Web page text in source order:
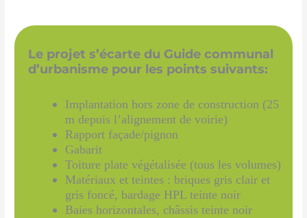
Le projet s’écarte du Guide communal
d’urbanisme pour les points suivants:
Implantation hors zone de construction (25
m depuis l’alignement de voirie)
Rapport façade/pignon
Gabarit
Toiture plate végétalisée (tous les volumes)
Matériaux et teintes : briques gris clair et
gris foncé, bardage HPL teinte noir
Baies horizontales, châssis teinte noir